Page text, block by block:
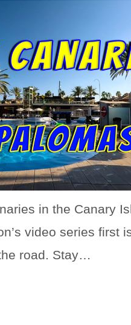
in the Canary
video series first
road. Stay…